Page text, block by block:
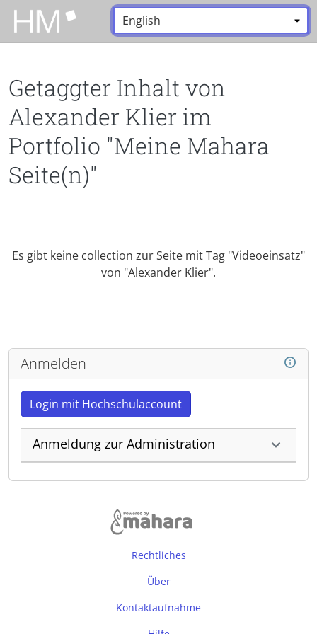
Zum Hauptinhalt zurückspringen
Sprache:
Getaggter Inhalt von
Alexander Klier im
Portfolio "Meine Mahara
Seite(n)"
Es gibt keine collection zur Seite mit Tag "Videoeinsatz"
von "Alexander Klier".
Anmelden
Login mit Hochschulaccount
Anmeldung zur Administration
Rechtliches
Über
Kontaktaufnahme